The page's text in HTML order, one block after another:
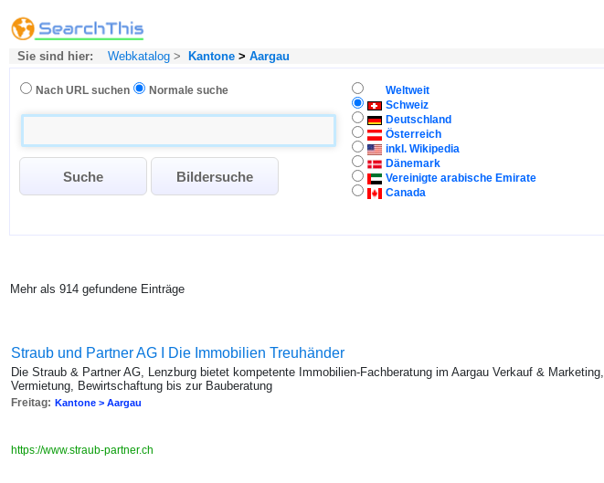
Sie sind hier: Webkatalog > Kantone > Aargau
Nach URL suchen Normale suche
Weltweit
Schweiz
Deutschland
Österreich
inkl. Wikipedia
Dänemark
Vereinigte arabische Emirate
Canada
Mehr als 914 gefundene Einträge
Straub und Partner AG I Die Immobilien Treuhänder
Die Straub & Partner AG, Lenzburg bietet kompetente Immobilien-Fachberatung im Aargau Verkauf & Marketing,
Vermietung, Bewirtschaftung bis zur Bauberatung
Freitag: Kantone > Aargau
https://www.straub-partner.ch